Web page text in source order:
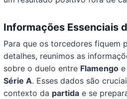
Informações Essenciais
Para que os torcedores fiquem
detalhes, reunimos as
sobre o duelo entre Flamengo e
Série A. Esses dados são
contexto da partida e se